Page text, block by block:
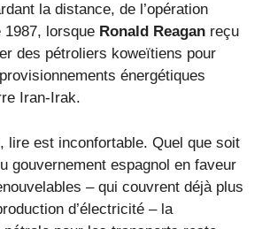
la distance, de l’opération
1987, lorsque Ronald Reagan reçu
des pétroliers koweïtiens pour
énergétiques
Iran-Irak.
lire est inconfortable. Quel que soit
gouvernement espagnol en faveur
– qui couvrent déjà plus
d’électricité – la